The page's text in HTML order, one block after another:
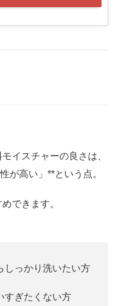
イスチャーの良さは、
が高い」**という点。
できます。
しっかり洗いたい方
すぎたくない方